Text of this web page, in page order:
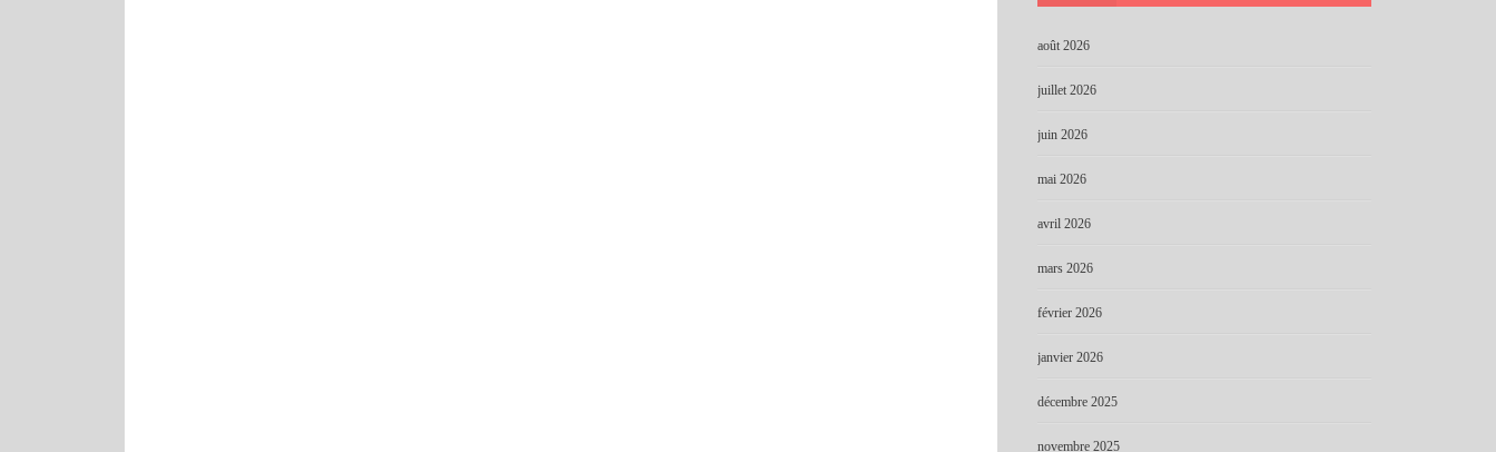
août 2026
juillet 2026
juin 2026
mai 2026
avril 2026
mars 2026
février 2026
janvier 2026
décembre 2025
novembre 2025